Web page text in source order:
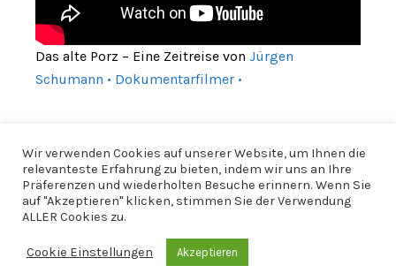
Das alte Porz – Eine Zeitreise von Jürgen
Schumann • Dokumentarfilmer •
Impressum|Datenschutzerklärung
Wir verwenden Cookies auf unserer Website, um Ihnen die
relevanteste Erfahrung zu bieten, indem wir uns an Ihre
Präferenzen und wiederholten Besuche erinnern. Wenn Sie
auf "Akzeptieren" klicken, stimmen Sie der Verwendung
ALLER Cookies zu.
Cookie Einstellungen Akzeptieren